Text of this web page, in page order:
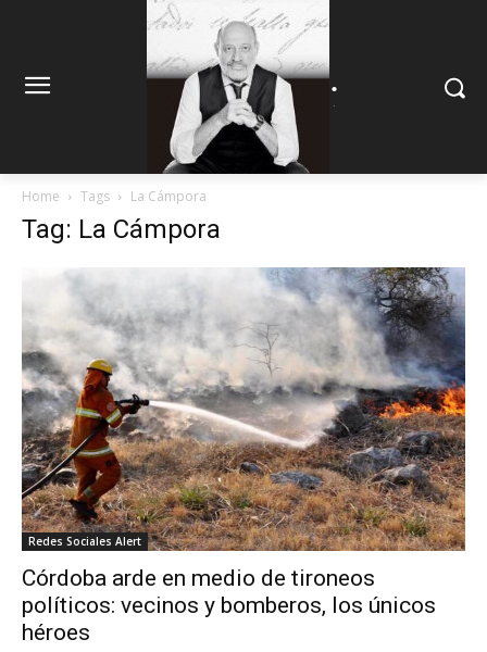
.
Home Tags La Cámpora
Tag: La Cámpora
Redes Sociales Alert
Córdoba arde en medio de tironeos
políticos: vecinos y bomberos, los únicos
héroes